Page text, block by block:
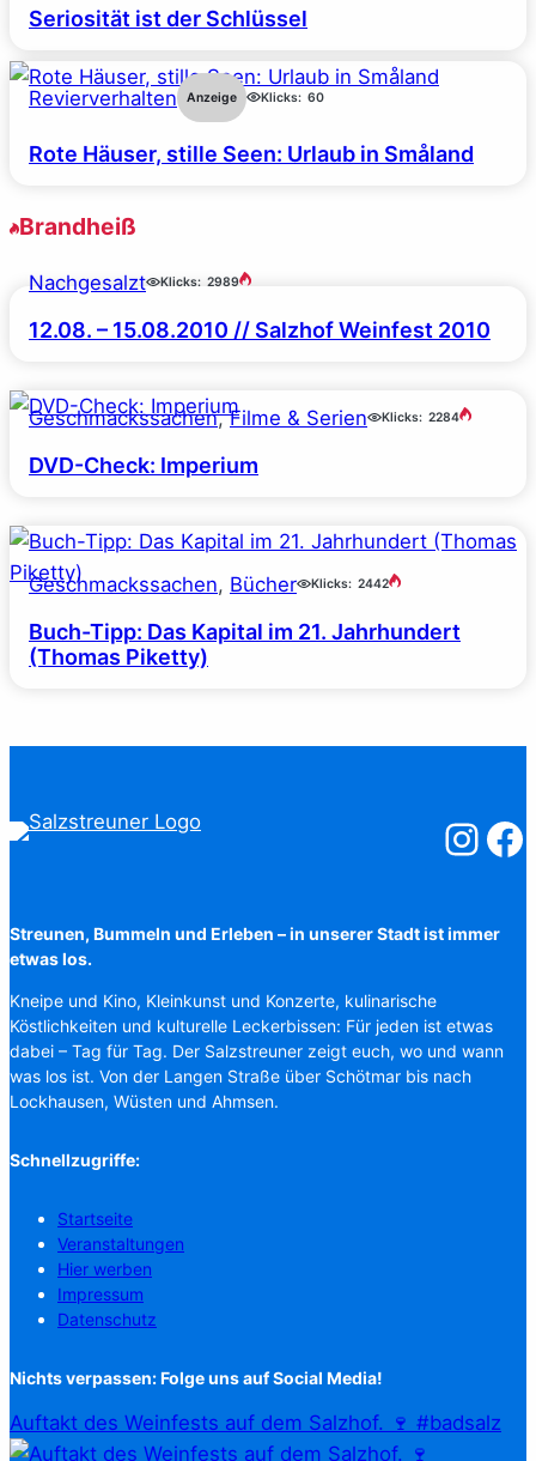
Seriosität ist der Schlüssel
Revierverhalten Anzeige Klicks: 60
Rote Häuser, stille Seen: Urlaub in Småland
Brandheiß
Nachgesalzt Klicks: 2989
12.08. – 15.08.2010 // Salzhof Weinfest 2010
Geschmackssachen, Filme & Serien Klicks: 2284
DVD-Check: Imperium
Geschmackssachen, Bücher Klicks: 2442
Buch-Tipp: Das Kapital im 21. Jahrhundert
(Thomas Piketty)
Streunen, Bummeln und Erleben – in unserer Stadt ist immer
etwas los.
Kneipe und Kino, Kleinkunst und Konzerte, kulinarische
Köstlichkeiten und kulturelle Leckerbissen: Für jeden ist etwas
dabei – Tag für Tag. Der Salzstreuner zeigt euch, wo und wann
was los ist. Von der Langen Straße über Schötmar bis nach
Lockhausen, Wüsten und Ahmsen.
Schnellzugriffe:
Startseite
Veranstaltungen
Hier werben
Impressum
Datenschutz
Nichts verpassen: Folge uns auf Social Media!
Auftakt des Weinfests auf dem Salzhof. 🍷 #badsalz